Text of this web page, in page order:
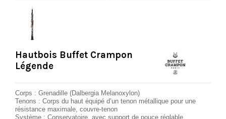
Hautbois Buffet Crampon
Légende
Corps : Grenadille (Dalbergia Melanoxylon)
Tenons : Corps du haut équipé d’un tenon métallique pour une
résistance maximale, couvre-tenon
Système : Conservatoire, avec support de pouce réglable